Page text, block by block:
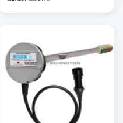
€351,75